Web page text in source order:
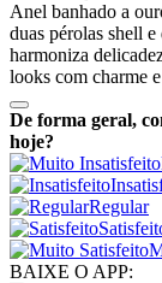
Anel banhado a
duas pérolas shell
harmoniza
looks com charme
De forma geral,
hoje?
Regular
BAIXE O APP: